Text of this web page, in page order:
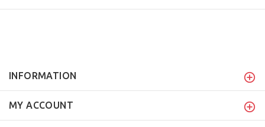
INFORMATION
MY ACCOUNT